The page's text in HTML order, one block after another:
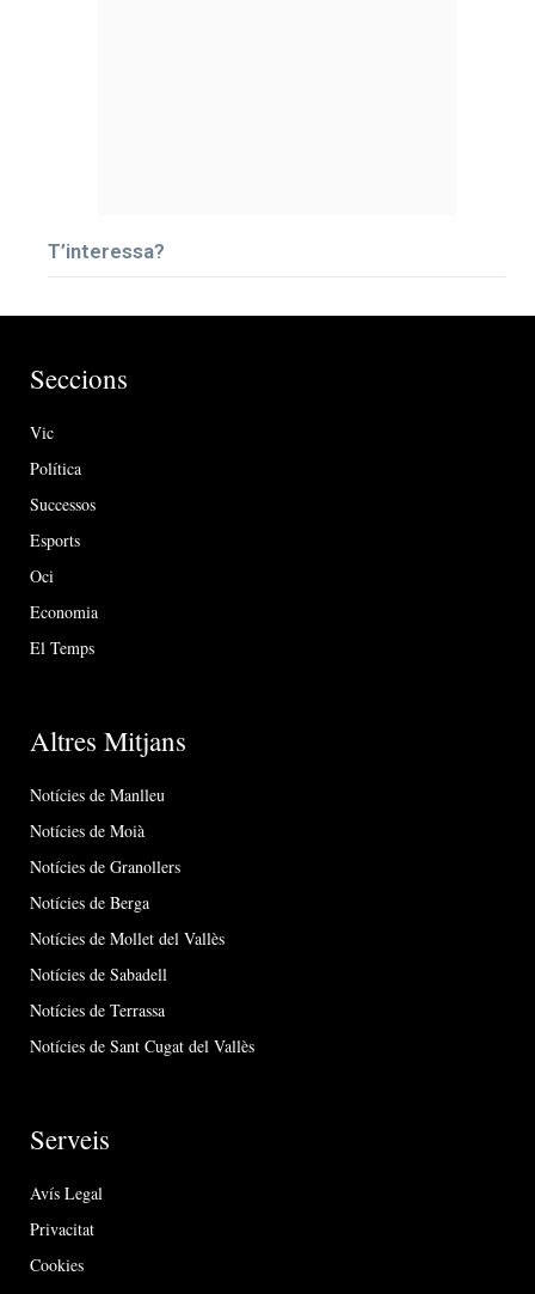
T’interessa?
Seccions
Vic
Política
Successos
Esports
Oci
Economia
El Temps
Altres Mitjans
Notícies de Manlleu
Notícies de Moià
Notícies de Granollers
Notícies de Berga
Notícies de Mollet del Vallès
Notícies de Sabadell
Notícies de Terrassa
Notícies de Sant Cugat del Vallès
Serveis
Avís Legal
Privacitat
Cookies